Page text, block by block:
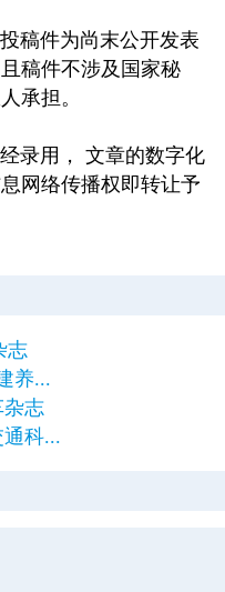
稿件为尚末公开发表
稿件不涉及国家秘
承担。
录用， 文章的数字化
网络传播权即转让予
志
养...
杂志
科...